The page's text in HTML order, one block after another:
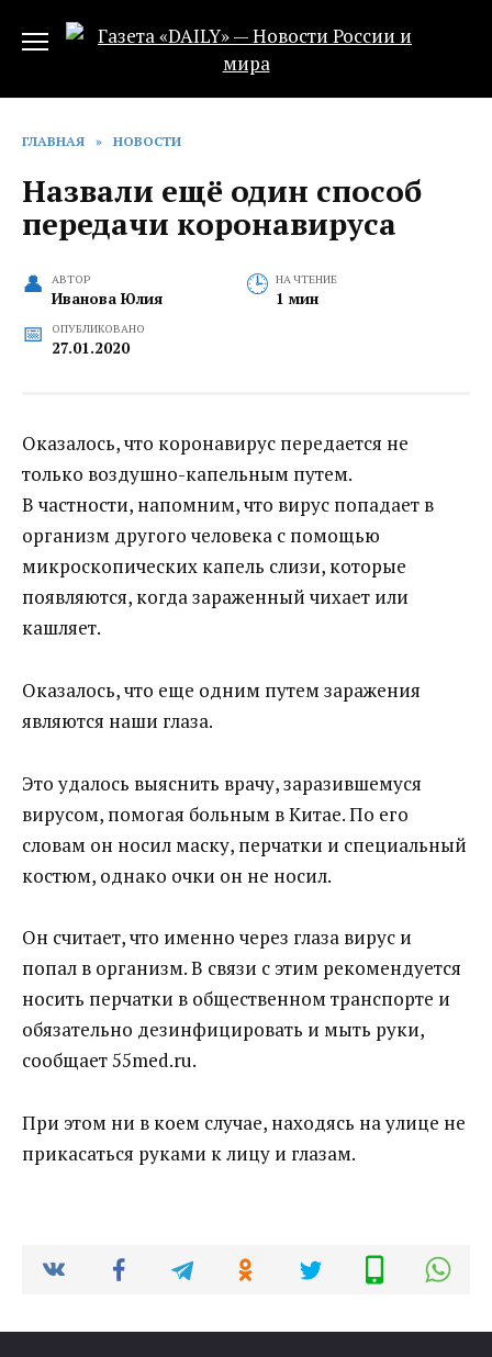
ГЛАВНАЯ » НОВОСТИ
Назвали ещё один способ
передачи коронавируса
АВТОР
Иванова Юлия
НА ЧТЕНИЕ
1 мин
ОПУБЛИКОВАНО
27.01.2020
Оказалось, что коронавирус передается не
только воздушно-капельным путем.
В частности, напомним, что вирус попадает в
организм другого человека с помощью
микроскопических капель слизи, которые
появляются, когда зараженный чихает или
кашляет.
Оказалось, что еще одним путем заражения
являются наши глаза.
Это удалось выяснить врачу, заразившемуся
вирусом, помогая больным в Китае. По его
словам он носил маску, перчатки и специальный
костюм, однако очки он не носил.
Он считает, что именно через глаза вирус и
попал в организм. В связи с этим рекомендуется
носить перчатки в общественном транспорте и
обязательно дезинфицировать и мыть руки,
сообщает 55med.ru.
При этом ни в коем случае, находясь на улице не
прикасаться руками к лицу и глазам.